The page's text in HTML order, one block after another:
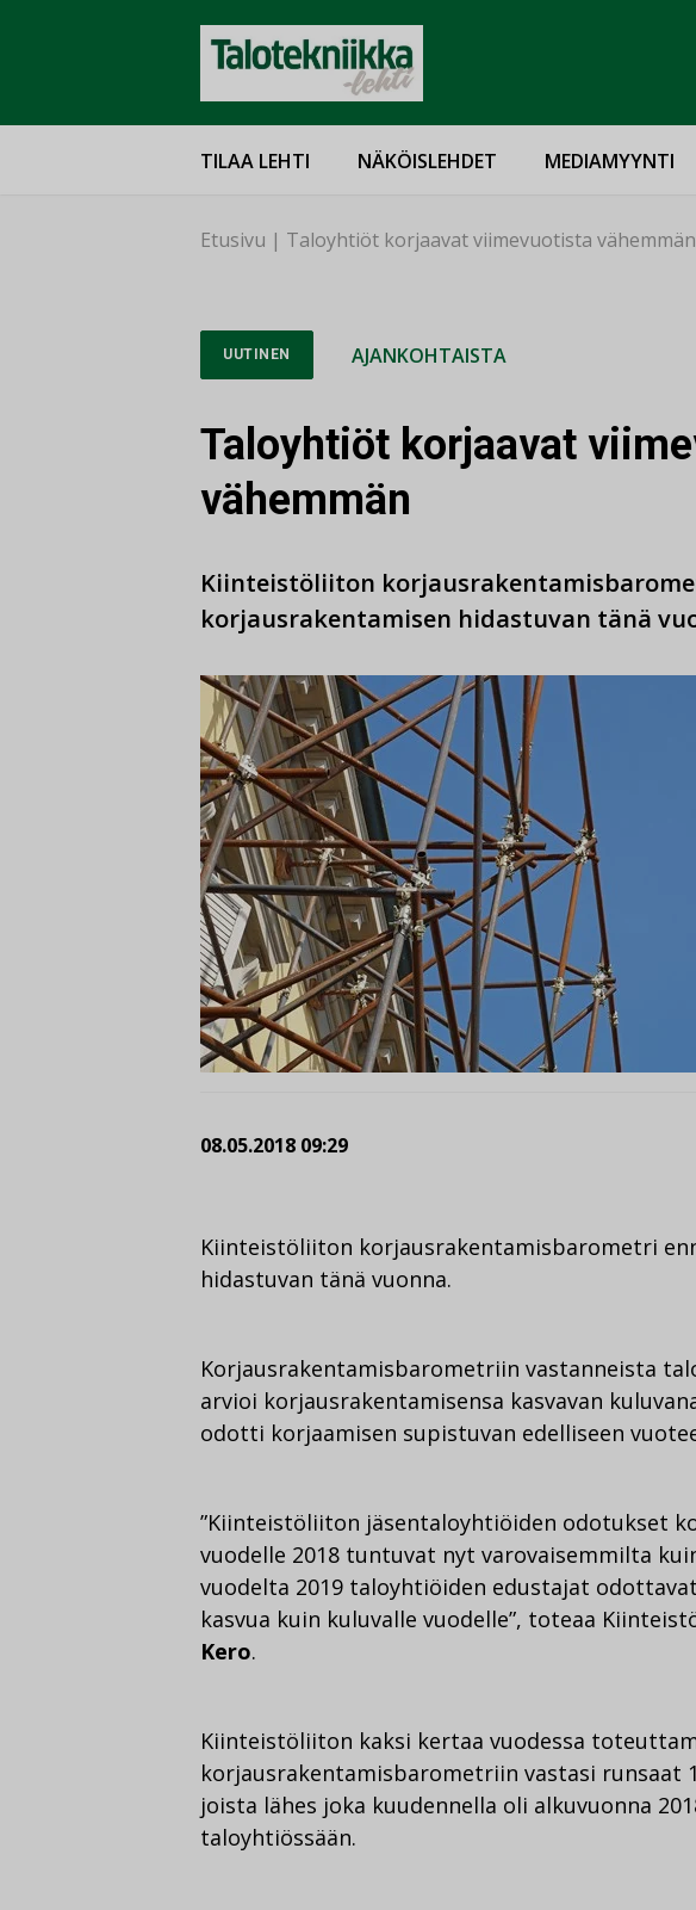
TILAA LEHTI NÄKÖISLEHDET MEDIAMYYNTI
Etusivu | Taloyhtiöt korjaavat viimevuotista vähemmän
UUTINEN AJANKOHTAISTA
Taloyhtiöt korjaavat
vähemmän
Kiinteistöliiton
korjausrakentamisen hidastuvan tänä
08.05.2018 09:29
Kiinteistöliiton korjausrakentamisbarometri
hidastuvan tänä vuonna.
Korjausrakentamisbarometriin vastanneista
arvioi korjausrakentamisensa kasvavan
odotti korjaamisen supistuvan edelliseen
”Kiinteistöliiton jäsentaloyhtiöiden odotukset
vuodelle 2018 tuntuvat nyt varovaisemmilta
vuodelta 2019 taloyhtiöiden edustajat
kasvua kuin kuluvalle vuodelle”, toteaa
Kero.
Kiinteistöliiton kaksi kertaa vuodessa
korjausrakentamisbarometriin vastasi runsaat
joista lähes joka kuudennella oli alkuvuonna
taloyhtiössään.